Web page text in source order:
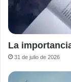
La
31 de julio de 2026